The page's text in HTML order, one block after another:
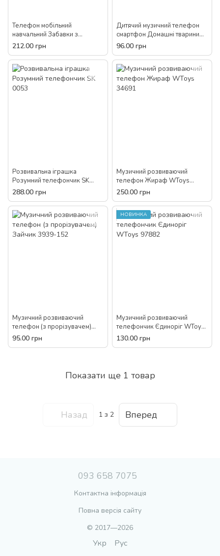
Телефон мобільний
навчальний Забавки з
друзями M 5773 ABC
212.00 грн
Дитячий музичний телефон
смартфон Домашні тварини
PL-724-151
96.00 грн
Розвивальна іграшка
Розумний телефончик SK
0053
288.00 грн
Музичний розвиваючий
телефон Жираф WToys
34691
250.00 грн
Музичний розвиваючий
телефон (з прорізувачем)
Зайчик 3939-152
95.00 грн
НОВИНКА
Музичний розвиваючий
телефончик Єдиноріг WToys
97882
130.00 грн
Показати ще 1 товар
Назад 1 з 2 Вперед
093 658 7075
Контактна інформація
Повна версія сайту
© 2017—2026
Укр Рус